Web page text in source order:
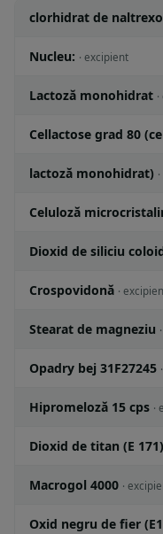
furnizarea de
clorhidrat de
Nucleu: · excipient
Lactoză monohidrat
Cellactose grad 80
lactoză monohidrat)
Celuloză
Dioxid de siliciu
Crospovidonă ·
Stearat de magneziu
Opadry bej 31F27245
Hipromeloză 15 cps ·
Dioxid de titan (E 171)
Macrogol 4000 ·
Oxid negru de fier